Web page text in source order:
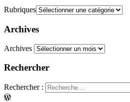
Rubriques
Archives
Archives
Rechercher
Rechercher :